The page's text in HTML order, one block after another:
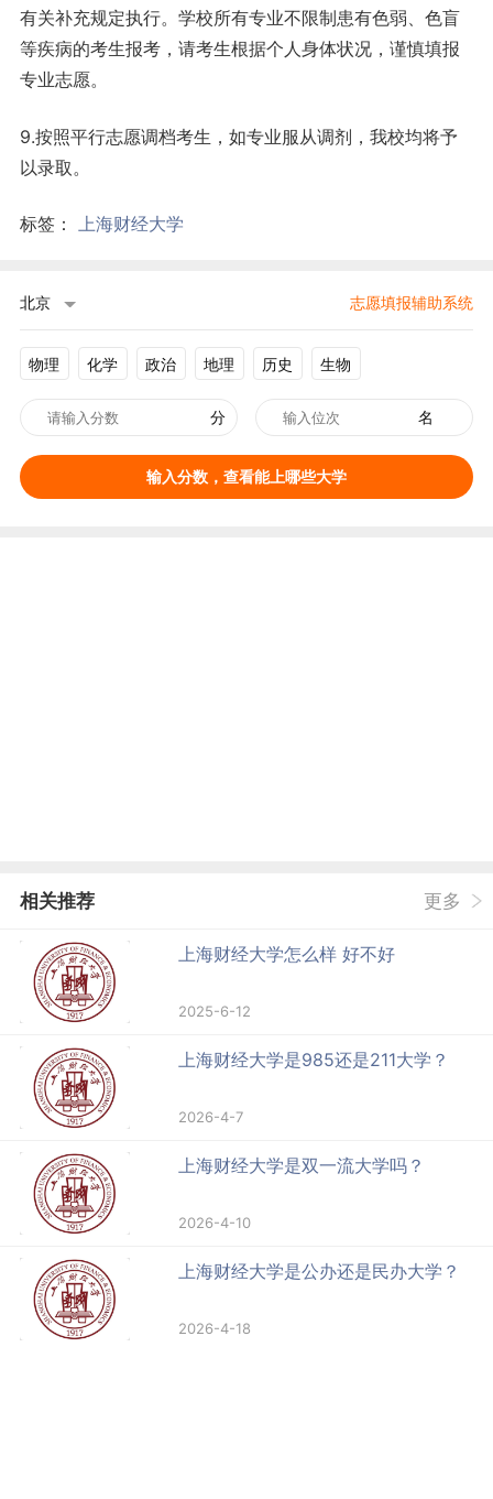
有关补充规定执行。学校所有专业不限制患有色弱、色盲
等疾病的考生报考，请考生根据个人身体状况，谨慎填报
专业志愿。
9.按照平行志愿调档考生，如专业服从调剂，我校均将予
以录取。
标签： 上海财经大学
北京 志愿填报辅助系统
物理 化学 政治 地理 历史 生物
分 名
输入分数，查看能上哪些大学
相关推荐 更多
上海财经大学怎么样 好不好
2025-6-12
上海财经大学是985还是211大学？
2026-4-7
上海财经大学是双一流大学吗？
2026-4-10
上海财经大学是公办还是民办大学？
2026-4-18